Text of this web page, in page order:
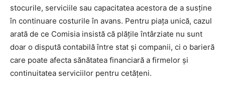
stocurile, serviciile sau capacitatea acestora de a susține
în continuare costurile în avans. Pentru piața unică, cazul
arată de ce Comisia insistă că plățile întârziate nu sunt
doar o dispută contabilă între stat și companii, ci o barieră
care poate afecta sănătatea financiară a firmelor și
continuitatea serviciilor pentru cetățeni.